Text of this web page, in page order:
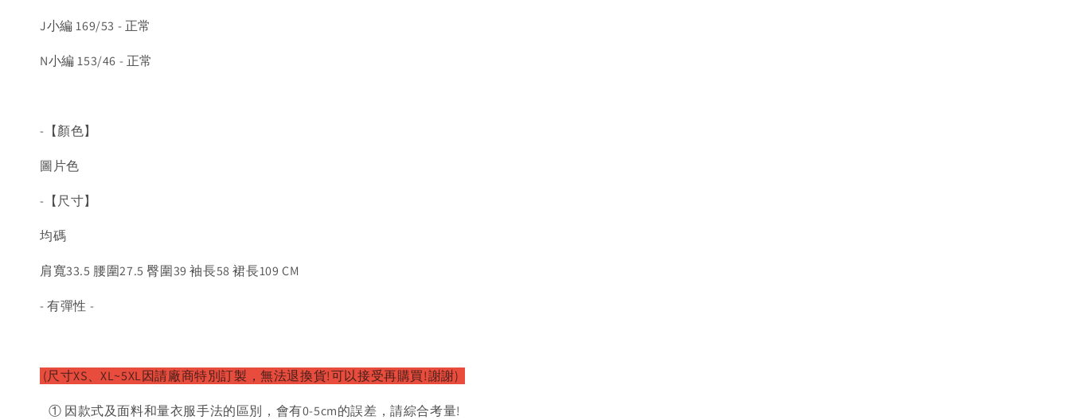
J小編 169/53 - 正常
N小編 153/46 - 正常
-【顏色】
圖片色
-【尺寸】
均碼
肩寬33.5 腰圍27.5 臀圍39 袖長58 裙長109 CM
- 有彈性 -
(尺寸XS、XL~5XL因請廠商特別訂製，無法退換貨!可以接受再購買!謝謝)
① 因款式及面料和量衣服手法的區別，會有0-5cm的誤差，請綜合考量!